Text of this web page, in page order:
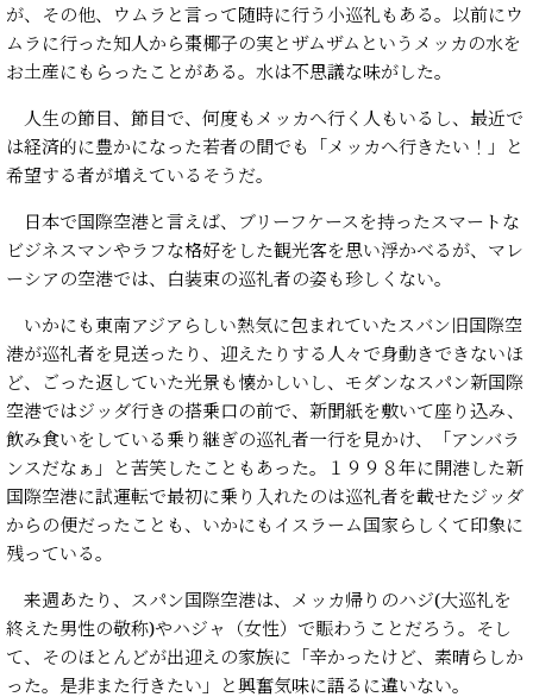
が、その他、ウムラと言って随時に行う小巡礼もある。以前にウ
ムラに行った知人から棗椰子の実とザムザムというメッカの水を
お土産にもらったことがある。水は不思議な味がした。
人生の節目、節目で、何度もメッカへ行く人もいるし、最近で
は経済的に豊かになった若者の間でも「メッカへ行きたい！」と
希望する者が増えているそうだ。
日本で国際空港と言えば、ブリーフケースを持ったスマートな
ビジネスマンやラフな格好をした観光客を思い浮かべるが、マレ
ーシアの空港では、白装束の巡礼者の姿も珍しくない。
いかにも東南アジアらしい熱気に包まれていたスバン旧国際空
港が巡礼者を見送ったり、迎えたりする人々で身動きできないほ
ど、ごった返していた光景も懐かしいし、モダンなスパン新国際
空港ではジッダ行きの搭乗口の前で、新聞紙を敷いて座り込み、
飲み食いをしている乗り継ぎの巡礼者一行を見かけ、「アンバラ
ンスだなぁ」と苦笑したこともあった。１９９８年に開港した新
国際空港に試運転で最初に乗り入れたのは巡礼者を載せたジッダ
からの便だったことも、いかにもイスラーム国家らしくて印象に
残っている。
来週あたり、スパン国際空港は、メッカ帰りのハジ(大巡礼を
終えた男性の敬称)やハジャ（女性）で賑わうことだろう。そし
て、そのほとんどが出迎えの家族に「辛かったけど、素晴らしか
った。是非また行きたい」と興奮気味に語るに違いない。